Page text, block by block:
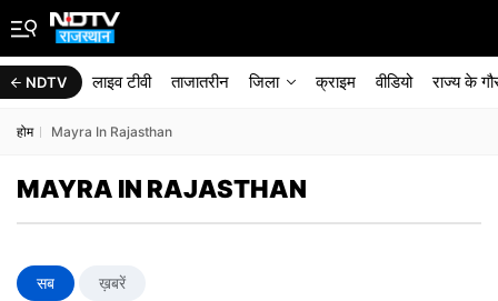
NDTV लाइव टीवी ताजातरीन जिला क्राइम वीडियो राज्‍य के
होम Mayra In Rajasthan
MAYRA IN RAJASTHAN
सब ख़बरें